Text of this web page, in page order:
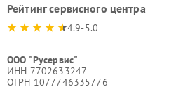
Рейтинг сервисного центра
4.9-5.0
ООО "Русервис"
ИНН 7702633247
ОГРН 1077746335776